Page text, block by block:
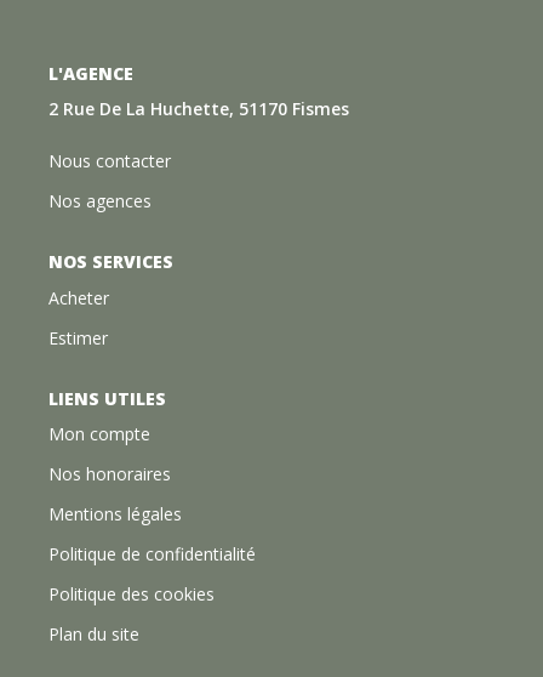
L'AGENCE
2 Rue De La Huchette, 51170 Fismes
Nous contacter
Nos agences
NOS SERVICES
Acheter
Estimer
LIENS UTILES
Mon compte
Nos honoraires
Mentions légales
Politique de confidentialité
Politique des cookies
Plan du site